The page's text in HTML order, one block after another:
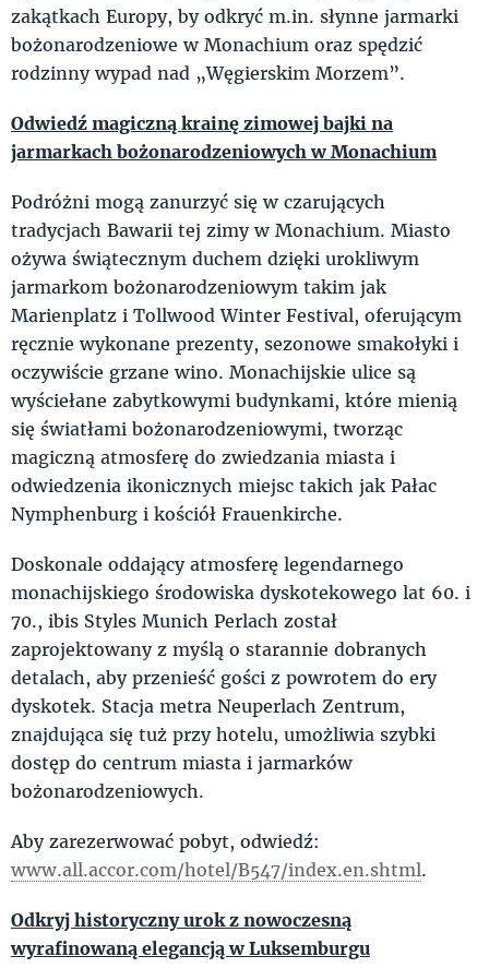
zakątkach Europy, by odkryć m.in. słynne jarmarki
bożonarodzeniowe w Monachium oraz spędzić
rodzinny wypad nad „Węgierskim Morzem”.
Odwiedź magiczną krainę zimowej bajki na
jarmarkach bożonarodzeniowych w Monachium
Podróżni mogą zanurzyć się w czarujących
tradycjach Bawarii tej zimy w Monachium. Miasto
ożywa świątecznym duchem dzięki urokliwym
jarmarkom bożonarodzeniowym takim jak
Marienplatz i Tollwood Winter Festival, oferującym
ręcznie wykonane prezenty, sezonowe smakołyki i
oczywiście grzane wino. Monachijskie ulice są
wyściełane zabytkowymi budynkami, które mienią
się światłami bożonarodzeniowymi, tworząc
magiczną atmosferę do zwiedzania miasta i
odwiedzenia ikonicznych miejsc takich jak Pałac
Nymphenburg i kościół Frauenkirche.
Doskonale oddający atmosferę legendarnego
monachijskiego środowiska dyskotekowego lat 60. i
70., ibis Styles Munich Perlach został
zaprojektowany z myślą o starannie dobranych
detalach, aby przenieść gości z powrotem do ery
dyskotek. Stacja metra Neuperlach Zentrum,
znajdująca się tuż przy hotelu, umożliwia szybki
dostęp do centrum miasta i jarmarków
bożonarodzeniowych.
Aby zarezerwować pobyt, odwiedź:
www.all.accor.com/hotel/B547/index.en.shtml.
Odkryj historyczny urok z nowoczesną
wyrafinowaną elegancją w Luksemburgu